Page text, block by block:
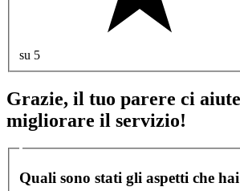
su 5
Grazie, il tuo parere ci
migliorare il servizio!
Quali sono stati gli aspetti che